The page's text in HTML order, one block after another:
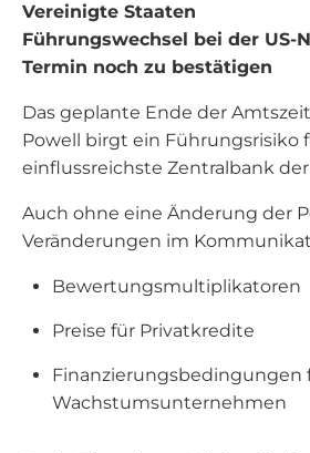
Vereinigte Staaten
Führungswechsel bei der US-
Termin noch zu bestätigen
Das geplante Ende der
Powell birgt ein Führungsrisiko
einflussreichste Zentralbank
Auch ohne eine Änderung der
Veränderungen im
Bewertungsmultiplikatoren
Preise für Privatkredite
Finanzierungsbedingungen
Wachstumsunternehmen